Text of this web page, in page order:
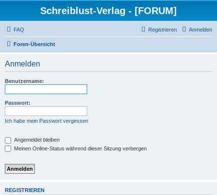
Schreiblust-Verlag - [FORUM]
FAQ Anmelden
Registrieren
Foren-Übersicht
Anmelden
Benutzername:
Passwort:
Ich habe mein Passwort vergessen
Angemeldet bleiben
Meinen Online-Status während dieser Sitzung verbergen
REGISTRIEREN